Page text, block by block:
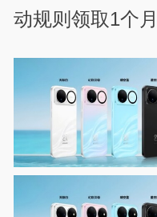
动规则领取1个